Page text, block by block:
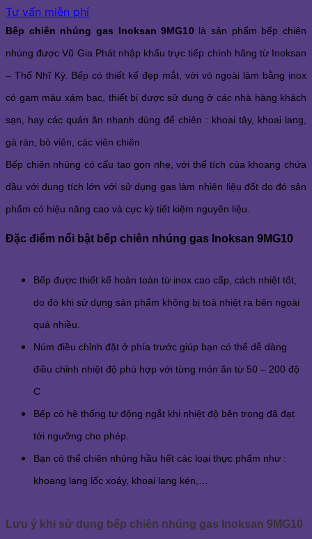
Tư vấn miễn phí
Bếp chiên nhúng gas Inoksan 9MG10là sản phẩm bếp chiên
nhúng được Vũ Gia Phát nhập khẩu trực tiếp chính hãng từ Inoksan
– Thổ Nhĩ Kỳ. Bếp có thiết kế đẹp mắt, với vỏ ngoài làm bằng inox
có gam màu xám bạc, thiết bị được sử dụng ở các nhà hàng khách
sạn, hay các quán ăn nhanh dùng để chiên : khoai tây, khoai lang,
gà rán, bò viên, các viên chiên.
Bếp chiên nhúng có cấu tạo gọn nhẹ, với thể tích của khoang chứa
dầu với dung tích lớn với sử dụng gas làm nhiên liệu đốt do đó sản
phẩm có hiệu năng cao và cực kỳ tiết kiệm nguyên liệu.
Đặc điểm nổi bật bếp chiên nhúng gas Inoksan 9MG10
Bếp được thiết kế hoàn toàn từ inox cao cấp, cách nhiệt tốt,
do đó khi sử dụng sản phẩm không bị toả nhiệt ra bên ngoài
quá nhiều.
Núm điều chỉnh đặt ở phía trước giúp bạn có thể dễ dàng
điều chỉnh nhiệt độ phù hợp với từng món ăn từ 50 – 200 độ
C
Bếp có hệ thống tự động ngắt khi nhiệt độ bên trong đã đạt
tới ngưỡng cho phép.
Bạn có thể chiên nhúng hầu hết các loại thực phẩm như :
khoang lang lốc xoáy, khoai lang kén,…
Lưu ý khi sử dụng bếp chiên nhúng gas Inoksan 9MG10